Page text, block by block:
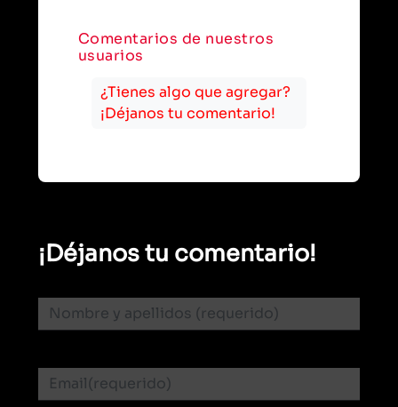
Comentarios de nuestros
usuarios
¿Tienes algo que agregar?
¡Déjanos tu comentario!
¡Déjanos tu comentario!